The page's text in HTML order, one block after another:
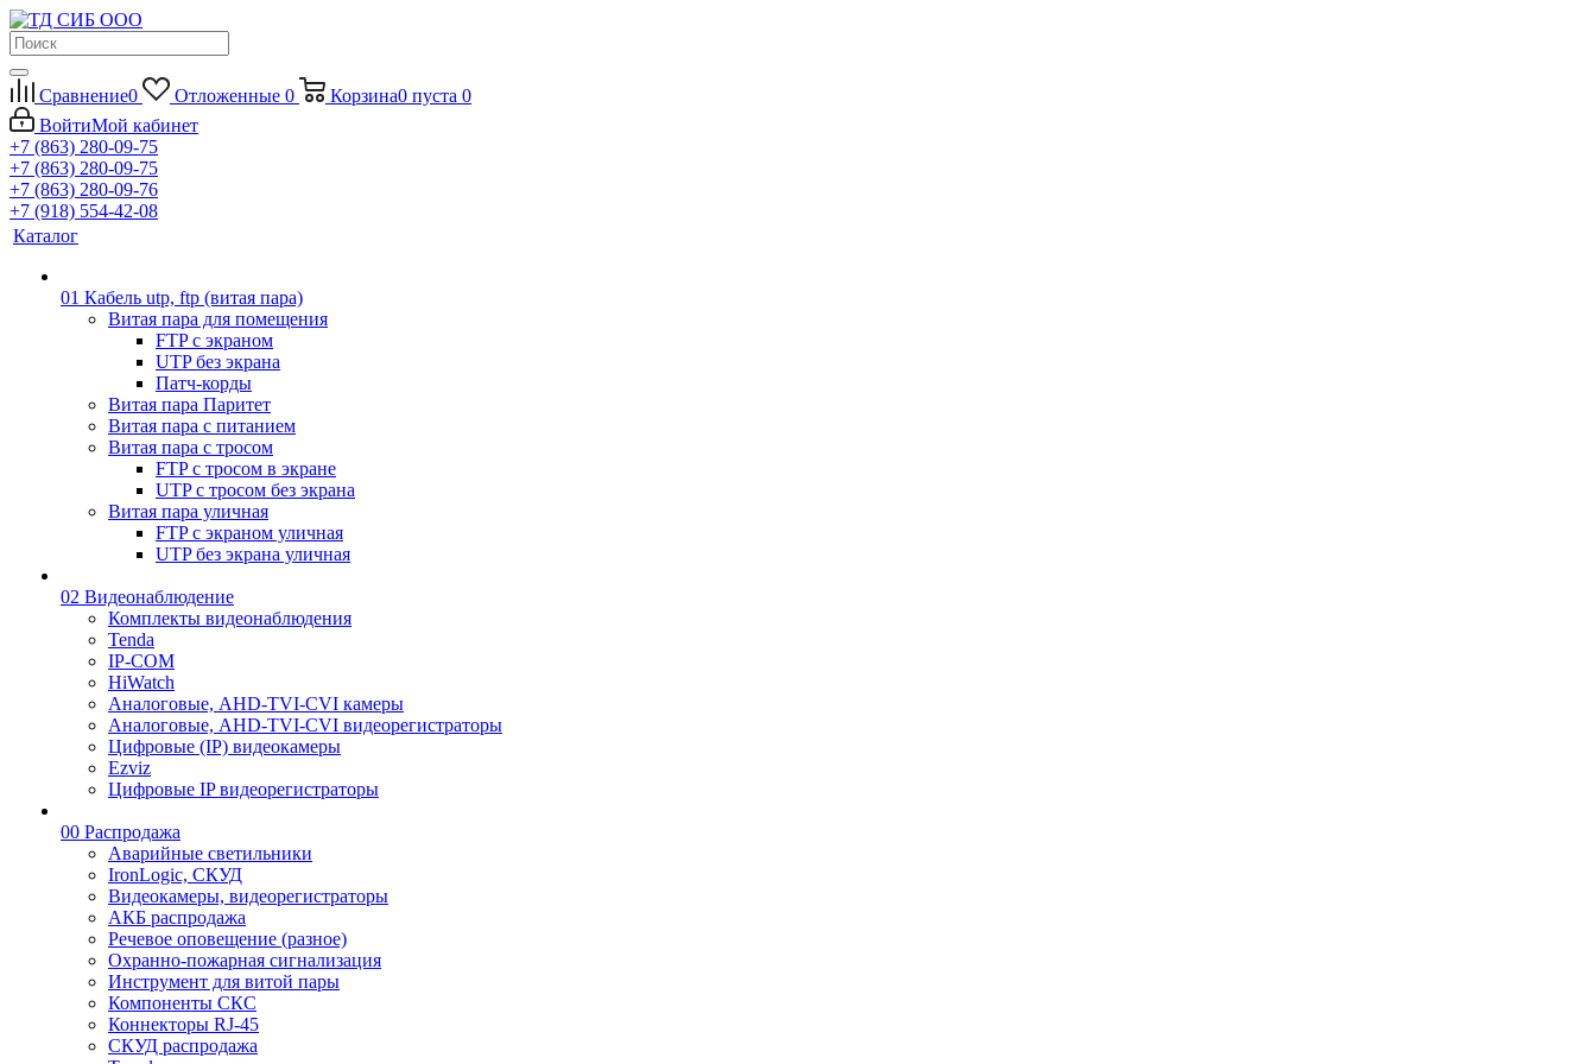
Сравнение0 Отложенные 0 Корзина0 пуста 0
ВойтиМой кабинет
+7 (863) 280-09-75
+7 (863) 280-09-75
+7 (863) 280-09-76
+7 (918) 554-42-08
Каталог
01 Кабель utp, ftp (витая пара)
Витая пара для помещения
FTP с экраном
UTP без экрана
Патч-корды
Витая пара Паритет
Витая пара с питанием
Витая пара с тросом
FTP с тросом в экране
UTP с тросом без экрана
Витая пара уличная
FTP с экраном уличная
UTP без экрана уличная
02 Видеонаблюдение
Комплекты видеонаблюдения
Tenda
IP-COM
HiWatch
Аналоговые, AHD-TVI-CVI камеры
Аналоговые, AHD-TVI-CVI видеорегистраторы
Цифровые (IP) видеокамеры
Ezviz
Цифровые IP видеорегистраторы
00 Распродажа
Аварийные светильники
IronLogic, СКУД
Видеокамеры, видеорегистраторы
АКБ распродажа
Речевое оповещение (разное)
Охранно-пожарная сигнализация
Инструмент для витой пары
Компоненты СКС
Коннекторы RJ-45
СКУД распродажа